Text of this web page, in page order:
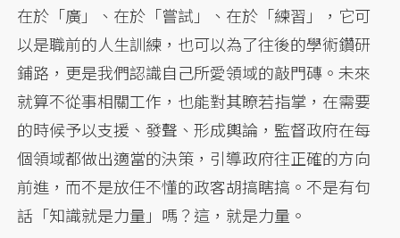
在於「廣」、在於「嘗試」、在於「練習」，它可
以是職前的人生訓練，也可以為了往後的學術鑽研
鋪路，更是我們認識自己所愛領域的敲門磚。未來
就算不從事相關工作，也能對其瞭若指掌，在需要
的時候予以支援、發聲、形成輿論，監督政府在每
個領域都做出適當的決策，引導政府往正確的方向
前進，而不是放任不懂的政客胡搞瞎搞。不是有句
話「知識就是力量」嗎？這，就是力量。